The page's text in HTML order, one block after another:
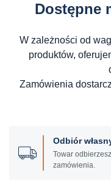
Dostępne
W zależności od
produktów,
Zamówienia
Odbiór
Towar
zamówienia.